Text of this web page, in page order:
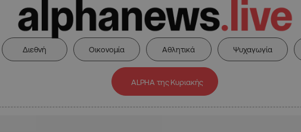
Διεθνή Οικονομία Αθλητικά Ψυχαγωγία
ALPHA της Κυριακής